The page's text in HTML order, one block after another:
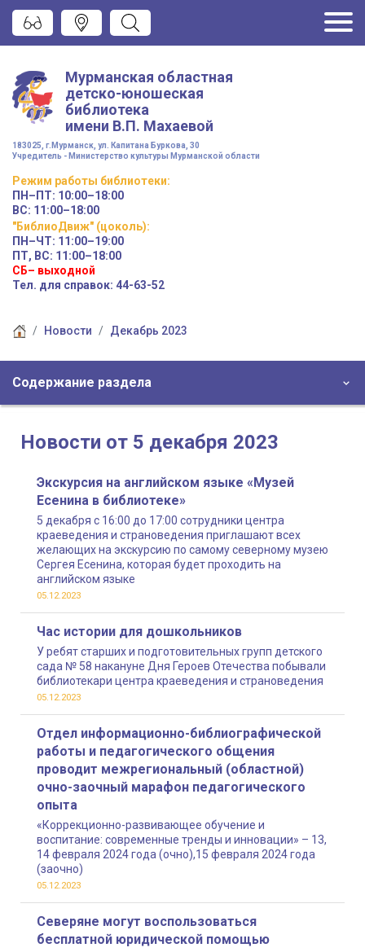
Мурманская областная
детско-юношеская
библиотека
имени В.П. Махаевой
183025, г.Мурманск, ул. Капитана Буркова, 30
Учредитель - Министерство культуры Мурманской области
Режим работы библиотеки:
ПН–ПТ: 10:00–18:00
ВС: 11:00–18:00
"БиблиоДвиж" (цоколь):
ПН–ЧТ: 11:00–19:00
ПТ, ВС: 11:00–18:00
СБ– выходной
Тел. для справок: 44-63-52
Новости Декабрь 2023
Содержание раздела
Новости от 5 декабря 2023
Экскурсия на английском языке «Музей
Есенина в библиотеке»
5 декабря с 16:00 до 17:00 сотрудники центра
краеведения и страноведения приглашают всех
желающих на экскурсию по самому северному музею
Сергея Есенина, которая будет проходить на
английском языке
05.12.2023
Час истории для дошкольников
У ребят старших и подготовительных групп детского
сада № 58 накануне Дня Героев Отечества побывали
библиотекари центра краеведения и страноведения
05.12.2023
Отдел информационно-библиографической
работы и педагогического общения
проводит межрегиональный (областной)
очно-заочный марафон педагогического
опыта
«Коррекционно-развивающее обучение и
воспитание: современные тренды и инновации» – 13,
14 февраля 2024 года (очно),15 февраля 2024 года
(заочно)
05.12.2023
Северяне могут воспользоваться
бесплатной юридической помощью